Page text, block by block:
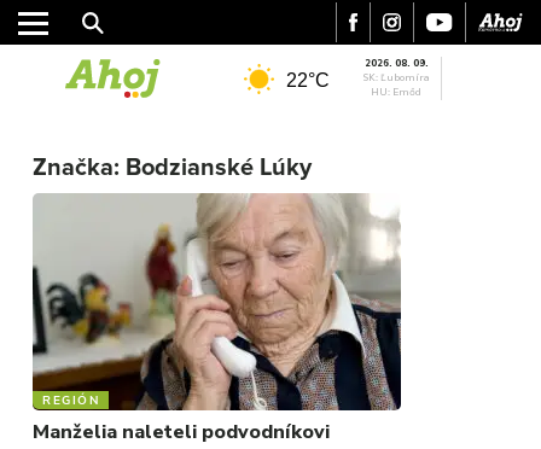
REGIÓN
ŠPORT
KULTÚRA
FOTKY
VIDEO
MIX
22°C
2026. 08. 09.
SK: Ľubomíra
HU: Emőd
Značka: Bodzianské Lúky
REGIÓN
Manželia naleteli podvodníkovi